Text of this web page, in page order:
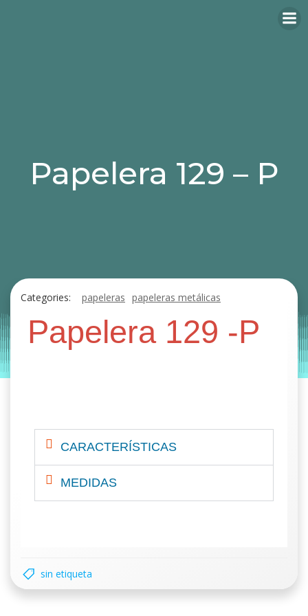
Papelera 129 – P
Categories: papeleras papeleras metálicas
Entorno | on octubre 28, 2019
Papelera 129 -P
CARACTERÍSTICAS
MEDIDAS
sin etiqueta